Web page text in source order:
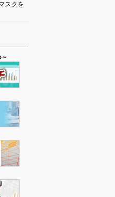
スクを